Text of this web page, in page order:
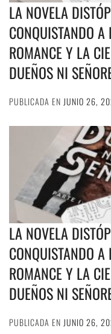
LA NOVELA
CONQUISTANDO
ROMANCE Y LA
DUEÑOS NI
PUBLICADA EN JUNIO 26,
LA NOVELA
CONQUISTANDO
ROMANCE Y LA
DUEÑOS NI
PUBLICADA EN JUNIO 26,